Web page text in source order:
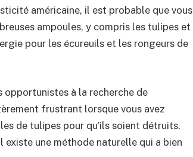
américaine, il est probable que vous
ampoules, y compris les tulipes et
pour les écureuils et les rongeurs de
opportunistes à la recherche de
frustrant lorsque vous avez
de tulipes pour qu’ils soient détruits.
une méthode naturelle qui a bien